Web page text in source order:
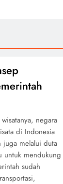
negara
di Indonesia
juga melalui duta
untuk mendukung
sudah